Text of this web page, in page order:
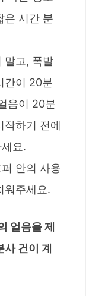
은 시간 분
말고, 폭발
간이 20분
음이 20분
작하기 전에
요.
안의 사용
워주세요.
얼음을 제
사 건이 계